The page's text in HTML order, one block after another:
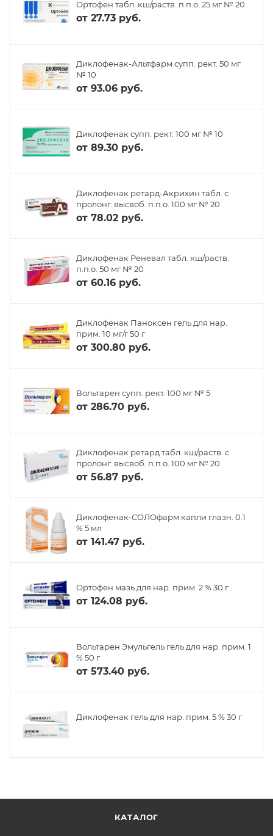
Ортофен табл. кш/раств. п.п.о. 25 мг № 20
от 27.73 руб.
Диклофенак-Альтфарм супп. рект. 50 мг
№ 10
от 93.06 руб.
Диклофенак супп. рект. 100 мг № 10
от 89.30 руб.
Диклофенак ретард-Акрихин табл. с
пролонг. высвоб. п.п.о. 100 мг № 20
от 78.02 руб.
Диклофенак Реневал табл. кш/раств.
п.п.о. 50 мг № 20
от 60.16 руб.
Диклофенак Паноксен гель для нар.
прим. 10 мг/г 50 г
от 300.80 руб.
Вольтарен супп. рект. 100 мг № 5
от 286.70 руб.
Диклофенак ретард табл. кш/раств. с
пролонг. высвоб. п.п.о. 100 мг № 20
от 56.87 руб.
Диклофенак-СОЛОфарм капли глазн. 0.1
% 5 мл
от 141.47 руб.
Ортофен мазь для нар. прим. 2 % 30 г
от 124.08 руб.
Вольтарен Эмульгель гель для нар. прим. 1
% 50 г
от 573.40 руб.
Диклофенак гель для нар. прим. 5 % 30 г
КАТАЛОГ